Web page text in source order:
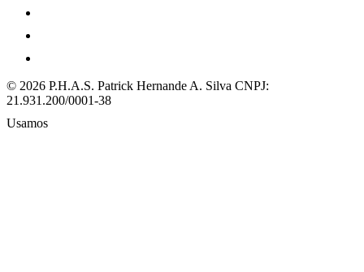
© 2026 P.H.A.S. Patrick Hernande A. Silva CNPJ:
21.931.200/0001-38
Usamos